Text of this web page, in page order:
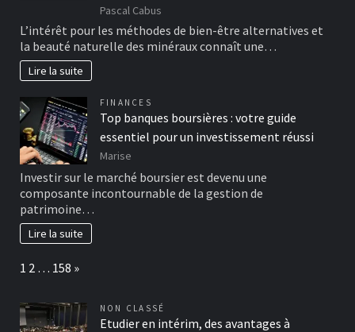
Pascal Cabus
L’intérêt pour les méthodes de bien-être alternatives et
la beauté naturelle des minéraux connaît une…
Lire la suite
FINANCES
Top banques boursières : votre guide
essentiel pour un investissement réussi
Marise
Investir sur le marché boursier est devenu une
composante incontournable de la gestion de
patrimoine…
Lire la suite
Page:
1 2 … 158 Next
»
NON CLASSÉ
Etudier en intérim, des avantages à